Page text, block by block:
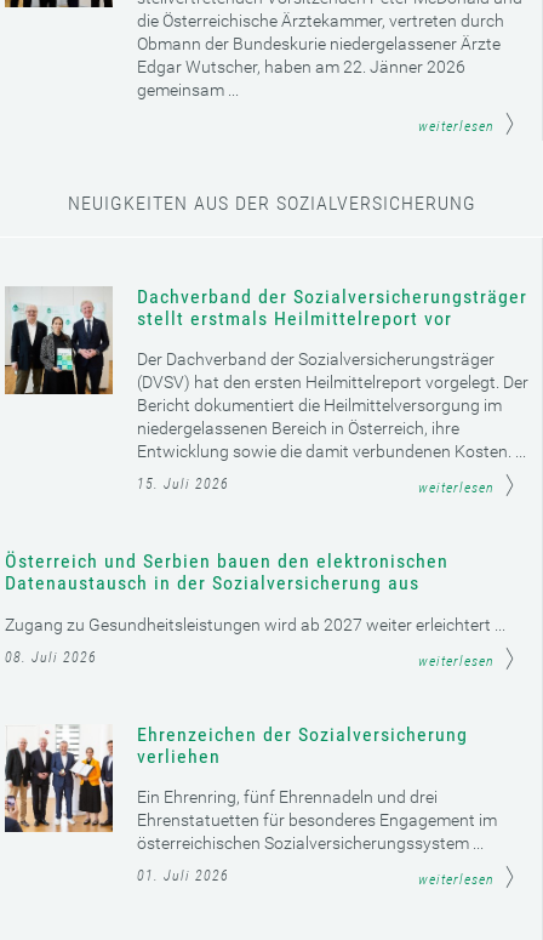
die Österreichische Ärztekammer, vertreten durch
Obmann der Bundeskurie niedergelassener Ärzte
Edgar Wutscher, haben am 22. Jänner 2026
gemeinsam ...
weiterlesen
NEUIGKEITEN AUS DER SOZIALVERSICHERUNG
Dachverband der Sozialversicherungsträger
stellt erstmals Heilmittelreport vor
Der Dachverband der Sozialversicherungsträger
(DVSV) hat den ersten Heilmittelreport vorgelegt. Der
Bericht dokumentiert die Heilmittelversorgung im
niedergelassenen Bereich in Österreich, ihre
Entwicklung sowie die damit verbundenen Kosten. ...
15. Juli 2026 weiterlesen
Österreich und Serbien bauen den elektronischen
Datenaustausch in der Sozialversicherung aus
Zugang zu Gesundheitsleistungen wird ab 2027 weiter erleichtert ...
08. Juli 2026 weiterlesen
Ehrenzeichen der Sozialversicherung
verliehen
Ein Ehrenring, fünf Ehrennadeln und drei
Ehrenstatuetten für besonderes Engagement im
österreichischen Sozialversicherungssystem ...
01. Juli 2026 weiterlesen